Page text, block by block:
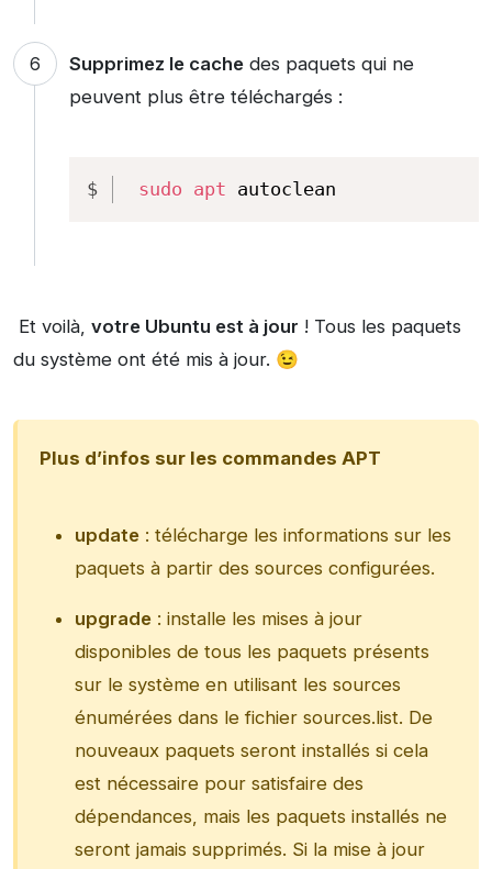
Supprimez le cachedes paquets qui ne
peuvent plus être téléchargés :
sudo apt autoclean
Et voilà, votre Ubuntu est à jour ! Tous les paquets
du système ont été mis à jour. 😉
Plus d’infos sur les commandes APT
update : télécharge les informations sur les
paquets à partir des sources configurées.
upgrade : installe les mises à jour
disponibles de tous les paquets présents
sur le système en utilisant les sources
énumérées dans le fichier sources.list. De
nouveaux paquets seront installés si cela
est nécessaire pour satisfaire des
dépendances, mais les paquets installés ne
seront jamais supprimés. Si la mise à jour